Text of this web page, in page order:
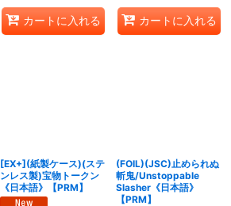
カートに入れる カートに入れる
[EX+](紙製ケース)(ステ
ンレス製)宝物トークン
《日本語》【PRM】
(FOIL)(JSC)止められぬ
斬鬼/Unstoppable
Slasher《日本語》
【PRM】